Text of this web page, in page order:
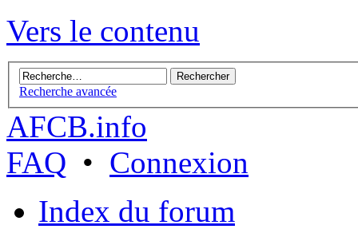
Vers le contenu
Recherche avancée
AFCB.info
FAQ • Connexion
Index du forum